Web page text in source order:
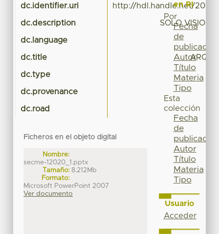
dc.identifier.uri http://hdl.handle.net/
dc.description SOLO VISION
dc.language
dc.title
dc.type
dc.provenance
dc.road
Ficheros en el objeto digital
Nombre:
secme-12020_1.pptx
Tamaño: 8.212Mb
Formato:
Microsoft PowerPoint 2007
Ver documento
en RI
Por
Fecha
de
publicación
Autor
Título
Materia
Tipo
Esta
colección
Fecha
de
publicación
Autor
Título
Materia
Tipo
Usuario
Acceder